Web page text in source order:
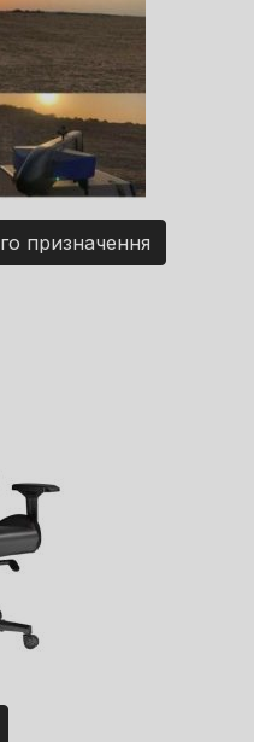
призначення